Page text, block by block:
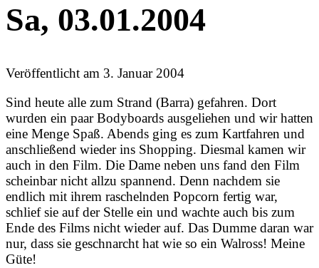
Sa, 03.01.2004
Veröffentlicht am 3. Januar 2004
Sind heute alle zum Strand (Barra) gefahren. Dort
wurden ein paar Bodyboards ausgeliehen und wir hatten
eine Menge Spaß. Abends ging es zum Kartfahren und
anschließend wieder ins Shopping. Diesmal kamen wir
auch in den Film. Die Dame neben uns fand den Film
scheinbar nicht allzu spannend. Denn nachdem sie
endlich mit ihrem raschelnden Popcorn fertig war,
schlief sie auf der Stelle ein und wachte auch bis zum
Ende des Films nicht wieder auf. Das Dumme daran war
nur, dass sie geschnarcht hat wie so ein Walross! Meine
Güte!